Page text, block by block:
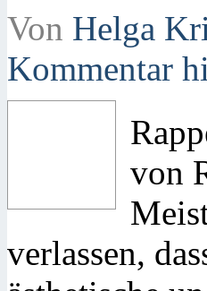
Von Helga
Kommentar
von
verlassen,